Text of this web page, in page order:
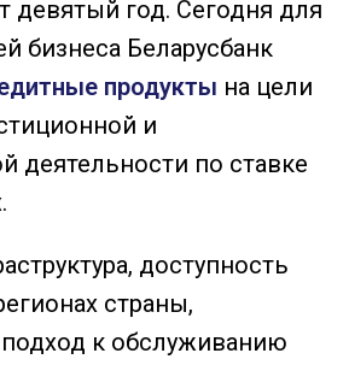
девятый год. Сегодня для
бизнеса Беларусбанк
продукты на цели
и
деятельности по ставке
доступность
страны,
к обслуживанию